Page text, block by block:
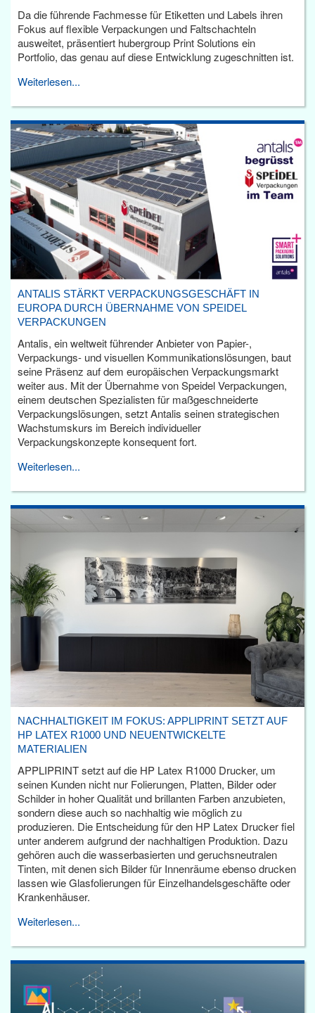
Da die führende Fachmesse für Etiketten und Labels ihren
Fokus auf flexible Verpackungen und Faltschachteln
ausweitet, präsentiert hubergroup Print Solutions ein
Portfolio, das genau auf diese Entwicklung zugeschnitten ist.
Weiterlesen...
ANTALIS STÄRKT VERPACKUNGSGESCHÄFT IN
EUROPA DURCH ÜBERNAHME VON SPEIDEL
VERPACKUNGEN
Antalis, ein weltweit führender Anbieter von Papier-,
Verpackungs- und visuellen Kommunikationslösungen, baut
seine Präsenz auf dem europäischen Verpackungsmarkt
weiter aus. Mit der Übernahme von Speidel Verpackungen,
einem deutschen Spezialisten für maßgeschneiderte
Verpackungslösungen, setzt Antalis seinen strategischen
Wachstumskurs im Bereich individueller
Verpackungskonzepte konsequent fort.
Weiterlesen...
NACHHALTIGKEIT IM FOKUS: APPLIPRINT SETZT AUF
HP LATEX R1000 UND NEUENTWICKELTE
MATERIALIEN
APPLIPRINT setzt auf die HP Latex R1000 Drucker, um
seinen Kunden nicht nur Folierungen, Platten, Bilder oder
Schilder in hoher Qualität und brillanten Farben anzubieten,
sondern diese auch so nachhaltig wie möglich zu
produzieren. Die Entscheidung für den HP Latex Drucker fiel
unter anderem aufgrund der nachhaltigen Produktion. Dazu
gehören auch die wasserbasierten und geruchsneutralen
Tinten, mit denen sich Bilder für Innenräume ebenso drucken
lassen wie Glasfolierungen für Einzelhandelsgeschäfte oder
Krankenhäuser.
Weiterlesen...